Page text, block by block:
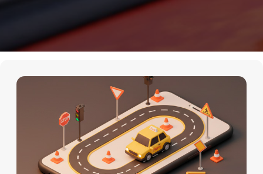
+7 (911) 920-15-22
Теория Онлайн
Подробности по телефону